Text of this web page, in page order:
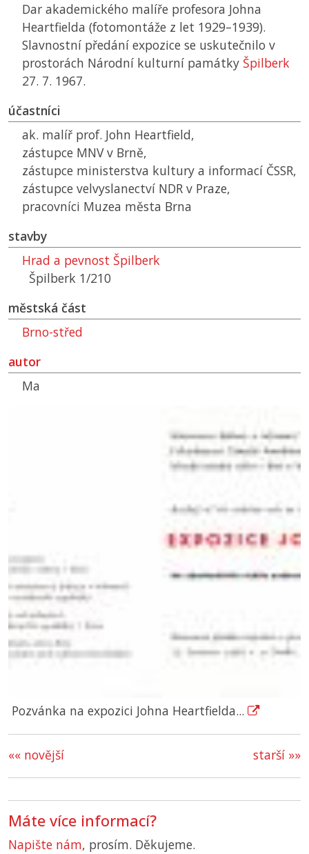
Dar akademického malíře profesora Johna
Heartfielda (fotomontáže z let 1929–1939).
Slavnostní předání expozice se uskutečnilo v
prostorách Národní kulturní památky Špilberk
27. 7. 1967.
účastníci
ak. malíř prof. John Heartfield,
zástupce MNVv Brně,
zástupce ministerstva kultury a informací ČSSR,
zástupce velvyslanectví NDR v Praze,
pracovníci Muzea města Brna
stavby
Hrad a pevnost Špilberk
Špilberk 1/210
městská část
Brno-střed
autor
Ma
Pozvánka na expozici Johna Heartfielda...
starší »»
«« novější
Máte více informací?
Napište nám, prosím. Děkujeme.